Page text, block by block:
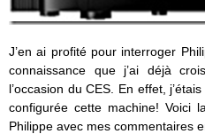
J’en ai profité pour interroger
connaissance que j’ai déjà
l’occasion du CES. En effet,
configurée cette machine! Voici
Philippe avec mes commentaires